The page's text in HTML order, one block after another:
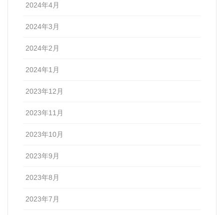
2024年4月
2024年3月
2024年2月
2024年1月
2023年12月
2023年11月
2023年10月
2023年9月
2023年8月
2023年7月